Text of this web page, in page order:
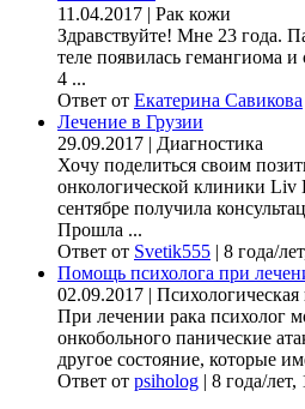
11.04.2017 | Рак кожи
Здравствуйте! Мне 23 года.
теле появилась гемангиома и
4 ...
Ответ от Екатерина Савикова
Лечение в Грузии
29.09.2017 | Диагностика
Хочу поделиться своим
онкологической клиники Liv
сентябре получила
Прошла ...
Ответ от Svetik555 | 8 года/
Помощь психолога при
02.09.2017 |
При лечении рака психолог
онкобольного панические
другое состояние, которые
Ответ от psiholog | 8 года/лет,